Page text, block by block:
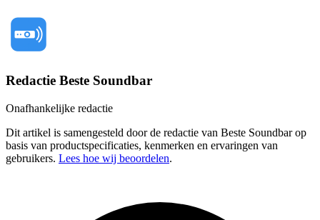
Redactie Beste Soundbar
Onafhankelijke redactie
Dit artikel is samengesteld door de redactie van Beste Soundbar op
basis van productspecificaties, kenmerken en ervaringen van
gebruikers. Lees hoe wij beoordelen.